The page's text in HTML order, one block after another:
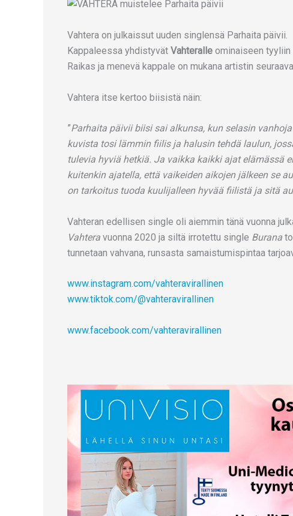
Vahtera on julkaissut uuden singlensä Parhaita päivii.
Kappaleessa yhdistyvät Vahteralle ominaiseen tyyliin
Raikas ja menevä kappale on mukana artistin
Vahtera itse kertoo biisistä näin:
”Parhaita päivii biisi sai alkunsa, kun selasin
kuvista tosi lämmin fiilis ja halusin tehdä laulun,
tulevia hyviä hetkiä. Ja vaikka kaikki ajat elämässä
kuitenkin ajatella, että vaikeiden aikojen jälkeen se
on tarkoitus tuoda kuulijalleen hyvää fiilistä ja sitä
Vahteran edellisen single oli aiemmin tänä vuonna
Vahtera vuonna 2020 ja siltä irrotettu single Burana
tunnetaan vahvana, runsasta samaistumispintaa
www.instagram.com/vahteravirallinen
www.tiktok.com/@vahteravirallinen
www.facebook.com/vahteravirallinen